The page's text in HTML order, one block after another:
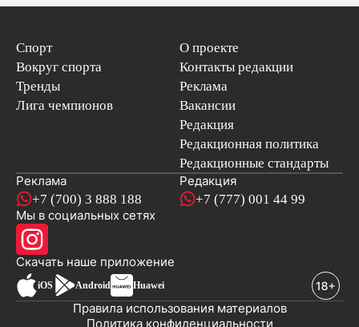
Спорт
Вокруг спорта
Тренды
Лига чемпионов
О проекте
Контакты редакции
Реклама
Вакансии
Редакция
Редакционная политика
Редакционные стандарты
Реклама
+7 (700) 3 888 188
Редакция
+7 (777) 001 44 99
Мы в социальных сетях
Скачать наше приложениеновостей
iOS Android Huawei
Политика конфиденциальности
Правила использования материалов